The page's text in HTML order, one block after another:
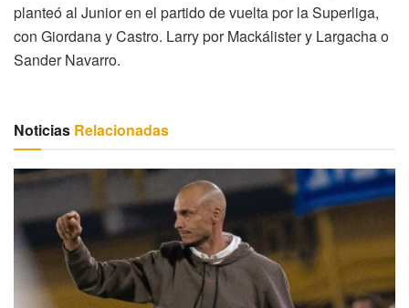
planteó al Junior en el partido de vuelta por la Superliga,
con Giordana y Castro. Larry por Mackálister y Largacha o
Sander Navarro.
Noticias Relacionadas